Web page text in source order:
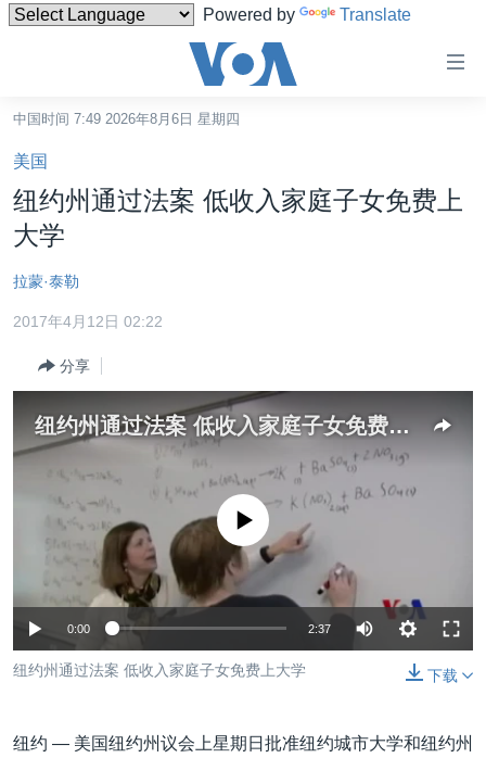
Powered by Translate
碍
链
接
跳
内
容
到
航
中国
最新国际新闻
印太
中东
欧洲
非洲
全球议题
分类新闻
经济·金融·贸易
人权·法律·宗教
科教·文娱·体健
军事
环境
美中关系
热点专题
白宫要闻
国会报道
美国建国250周年
埃博拉疫情
VOA视频
VOA今日焦点
中文广播
关注我们
中国时间 7:49 2026年8月6日 星期四
美国
纽约州通过法案 低收入家庭子女免费上
大学
拉蒙·泰勒
2017年4月12日 02:22
分享
纽约州通过法案 低收入家庭子女免费上大学
没有媒体可用资源
0:00 2:37
下载
纽约州通过法案 低收入家庭子女免费上大学
纽约 — 美国纽约州议会上星期日批准纽约城市大学和纽约州